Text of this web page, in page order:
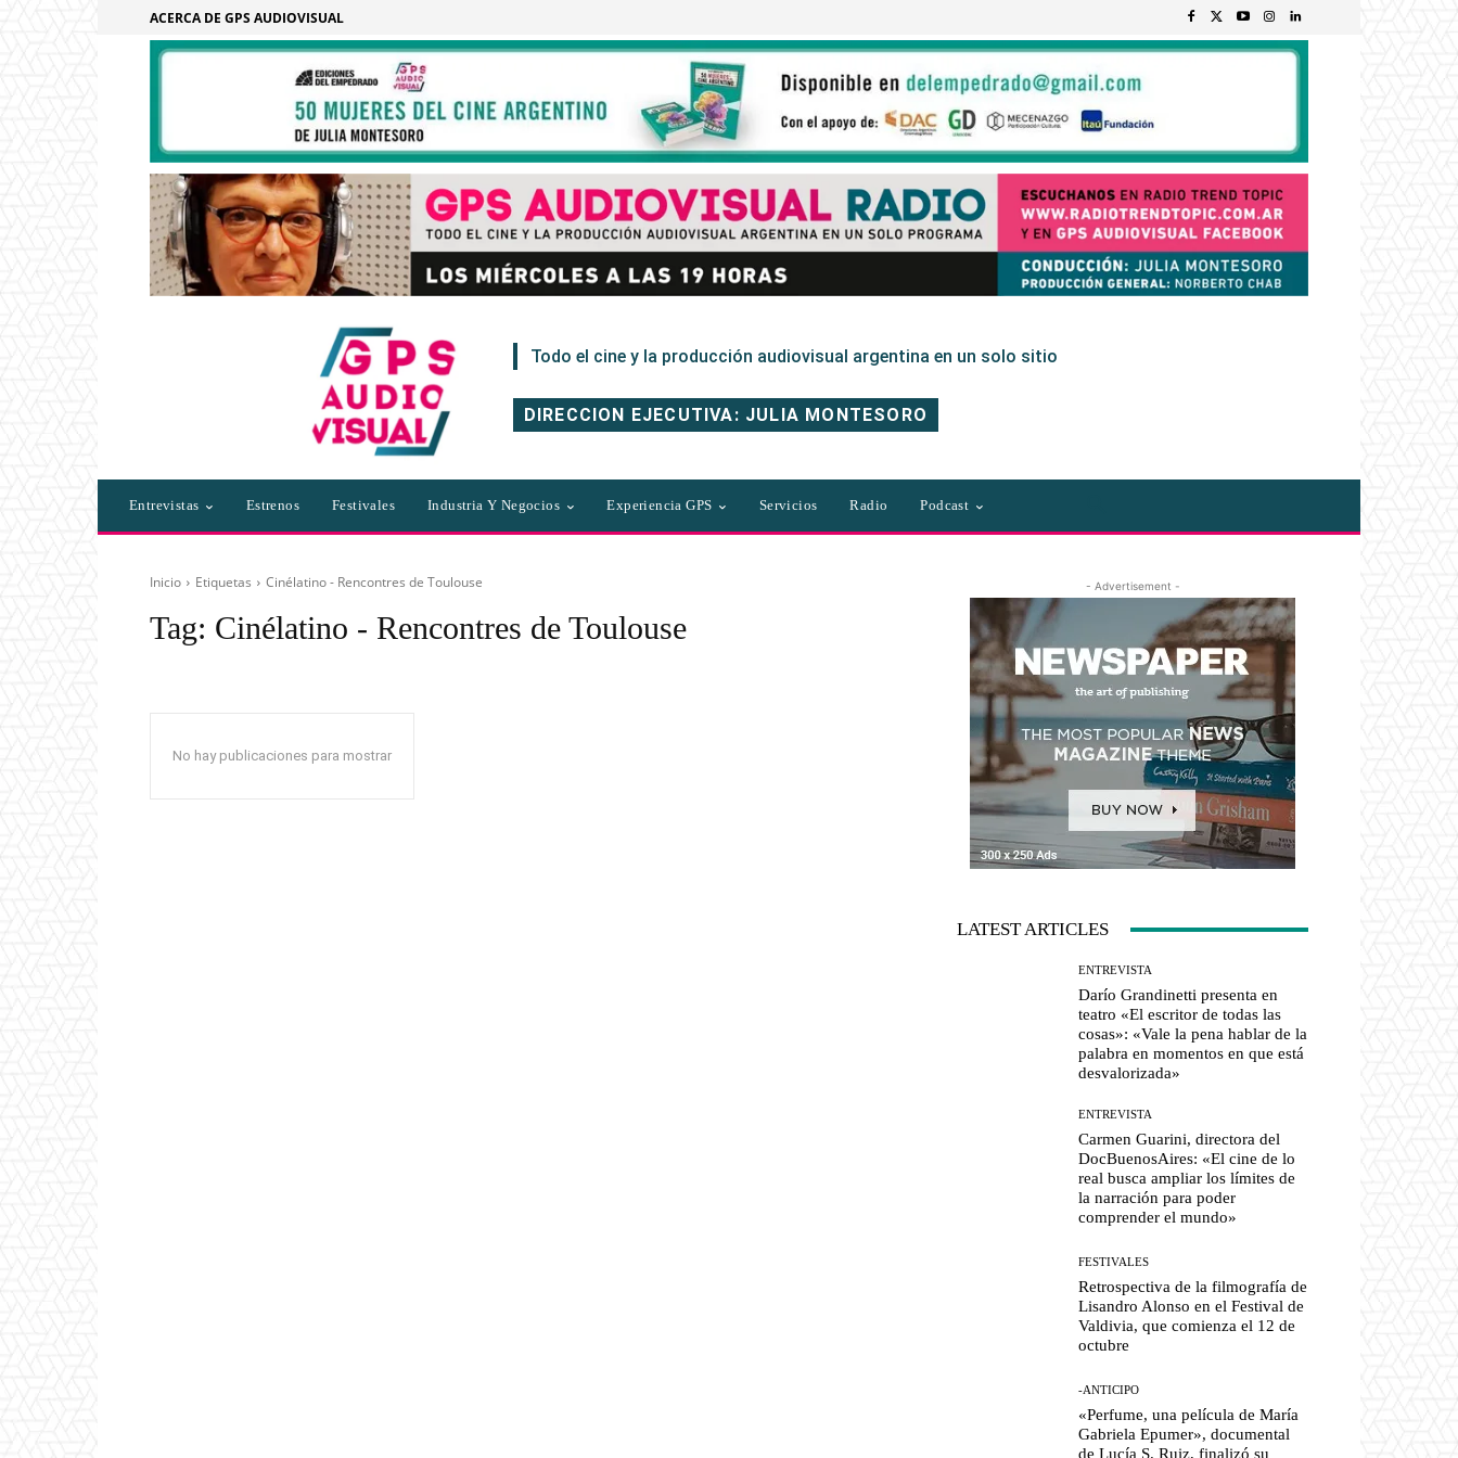
ACERCA DE GPS AUDIOVISUAL
Todo el cine y la producción audiovisual argentina en un solo sitio
DIRECCION EJECUTIVA: JULIA MONTESORO
Entrevistas Estrenos Festivales Industria Y Negocios Experiencia GPS Servicios Radio Podcast
Inicio Etiquetas Cinélatino - Rencontres de Toulouse
Tag: Cinélatino - Rencontres de Toulouse
No hay publicaciones para mostrar
- Advertisement -
LATEST ARTICLES
ENTREVISTA
Darío Grandinetti presenta en
teatro «El escritor de todas las
cosas»: «Vale la pena hablar de la
palabra en momentos en que está
desvalorizada»
ENTREVISTA
Carmen Guarini, directora del
DocBuenosAires: «El cine de lo
real busca ampliar los límites de
la narración para poder
comprender el mundo»
FESTIVALES
Retrospectiva de la filmografía de
Lisandro Alonso en el Festival de
Valdivia, que comienza el 12 de
octubre
-ANTICIPO
«Perfume, una película de María
Gabriela Epumer», documental
de Lucía S. Ruiz, finalizó su